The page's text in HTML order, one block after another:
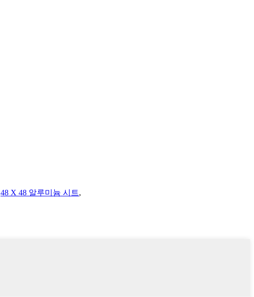
48 X 48 알루미늄 시트,